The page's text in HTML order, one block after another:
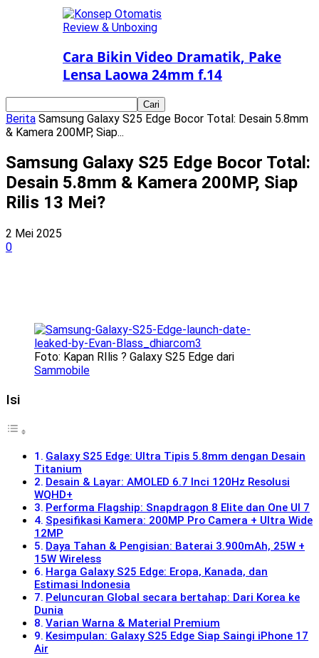
Review & Unboxing
Cara Bikin Video Dramatik, Pake
Lensa Laowa 24mm f.14
Berita Samsung Galaxy S25 Edge Bocor Total: Desain 5.8mm
& Kamera 200MP, Siap...
Samsung Galaxy S25 Edge Bocor Total:
Desain 5.8mm & Kamera 200MP, Siap
Rilis 13 Mei?
2 Mei 2025
0
Foto: Kapan RIlis ? Galaxy S25 Edge dari
Sammobile
Isi
Galaxy S25 Edge: Ultra Tipis 5.8mm dengan Desain
Titanium
Desain & Layar: AMOLED 6.7 Inci 120Hz Resolusi
WQHD+
Performa Flagship: Snapdragon 8 Elite dan One UI 7
Spesifikasi Kamera: 200MP Pro Camera + Ultra Wide
12MP
Daya Tahan & Pengisian: Baterai 3.900mAh, 25W +
15W Wireless
Harga Galaxy S25 Edge: Eropa, Kanada, dan
Estimasi Indonesia
Peluncuran Global secara bertahap: Dari Korea ke
Dunia
Varian Warna & Material Premium
Kesimpulan: Galaxy S25 Edge Siap Saingi iPhone 17
Air